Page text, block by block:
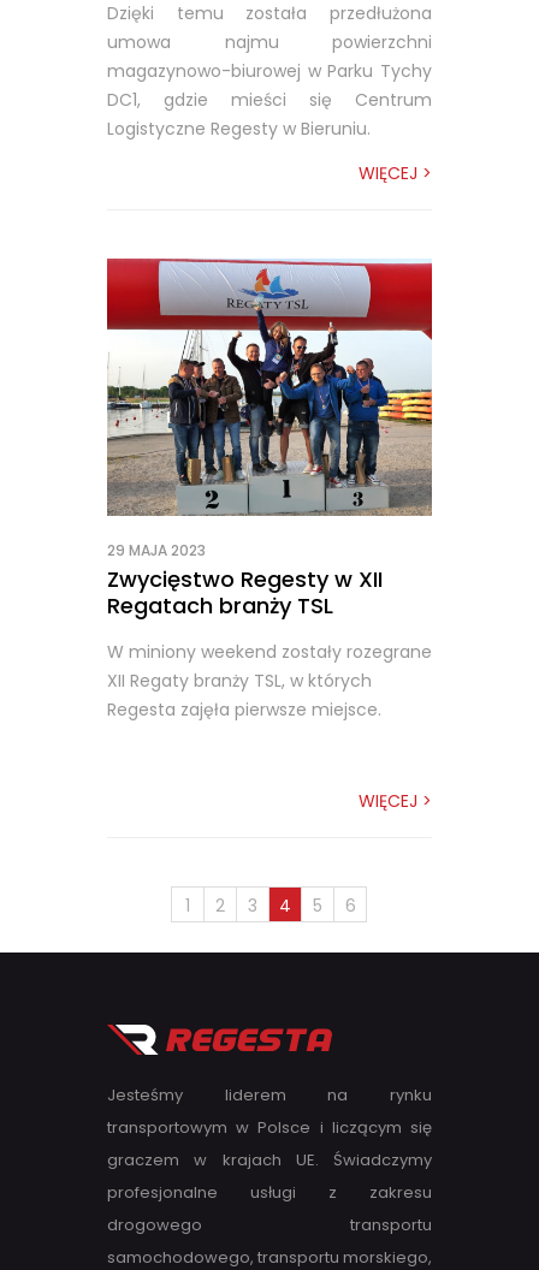
Dzięki temu została przedłużona
umowa najmu powierzchni
magazynowo-biurowej w Parku Tychy
DC1, gdzie mieści się Centrum
Logistyczne Regesty w Bieruniu.
WIĘCEJ >
29 MAJA 2023
Zwycięstwo Regesty w XII
Regatach branży TSL
W miniony weekend zostały rozegrane
XII Regaty branży TSL, w których
Regesta zajęła pierwsze miejsce.
WIĘCEJ >
1 2 3 4 5 6
Jesteśmy liderem na rynku
transportowym w Polsce i liczącym się
graczem w krajach UE. Świadczymy
profesjonalne usługi z zakresu
drogowego transportu
samochodowego, transportu morskiego,